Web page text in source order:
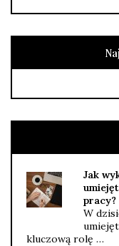
Jak
pracy?
W
kluczową rolę …